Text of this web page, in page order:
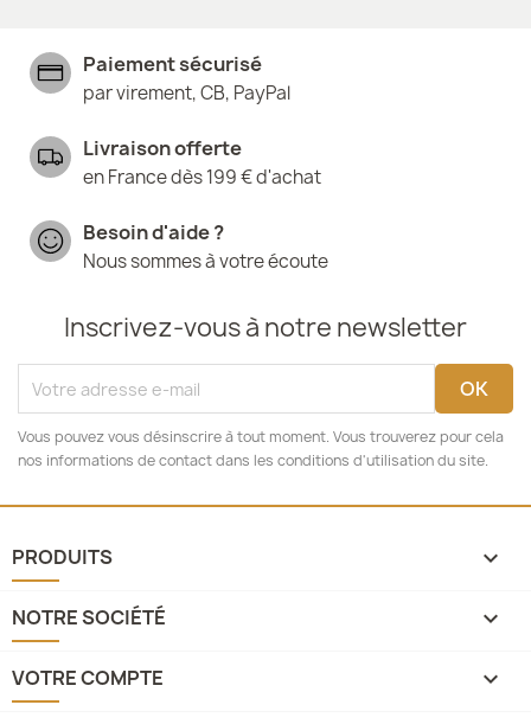
Paiement sécurisé
par virement, CB, PayPal
Livraison offerte
en France dès 199 € d'achat
Besoin d'aide ?
Nous sommes à votre écoute
Inscrivez-vous à notre newsletter
Vous pouvez vous désinscrire à tout moment. Vous trouverez pour cela
nos informations de contact dans les conditions d'utilisation du site.
PRODUITS 
NOTRE SOCIÉTÉ 
VOTRE COMPTE 